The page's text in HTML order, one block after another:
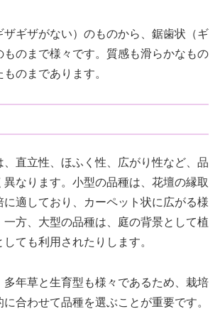
ザギザがない）のものから、鋸歯状（ギ
ものまで様々です。質感も滑らかなもの
のまであります。
、直立性、ほふく性、広がり性など、品
なります。小型の品種は、花壇の縁取
に適しており、カーペット状に広がる様
一方、大型の品種は、庭の背景として植
ても利用されたりします。
多年草と生育型も様々であるため、栽培
合わせて品種を選ぶことが重要です。